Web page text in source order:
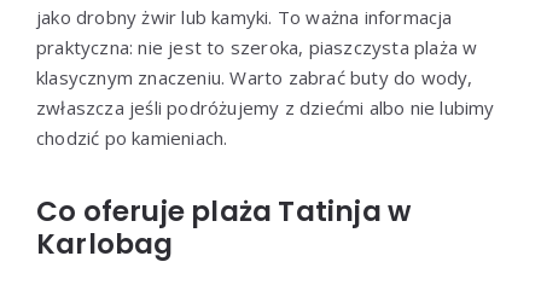
jako drobny żwir lub kamyki. To ważna informacja
praktyczna: nie jest to szeroka, piaszczysta plaża w
klasycznym znaczeniu. Warto zabrać buty do wody,
zwłaszcza jeśli podróżujemy z dziećmi albo nie lubimy
chodzić po kamieniach.
Co oferuje plaża Tatinja w
Karlobag